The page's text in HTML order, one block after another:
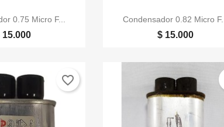
rápida
0.75 Micro F...
15.000
Vista rápida
Condensador 0.82 Micro F...
$ 15.000
favorite_border